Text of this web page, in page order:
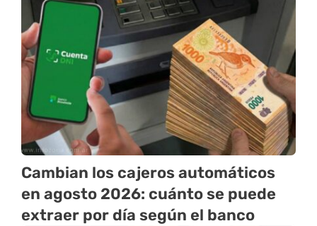
Cambian los cajeros automáticos
en agosto 2026: cuánto se puede
extraer por día según el banco